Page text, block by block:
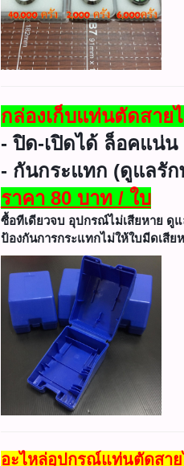
กล่องเก็บแท่นตัดสาย
- ปิด-เปิดได้ ล็อคแน่น
- กันกระแทก (ดูแลรั
ราคา 80 บาท / ใบ
ซื้อทีเดียวจบ อุปกรณ์ไม่เสียหาย ดู
ป้องกันการกระแทกไม่ให้ใบมีดเสีย
อะไหล่อุปกรณ์แท่นตัดสาย